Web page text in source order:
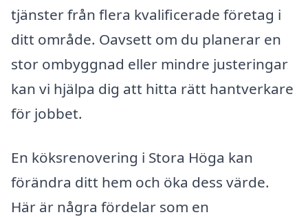
tjänster från flera kvalificerade företag i
ditt område. Oavsett om du planerar en
stor ombyggnad eller mindre justeringar
kan vi hjälpa dig att hitta rätt hantverkare
för jobbet.
En köksrenovering i Stora Höga kan
förändra ditt hem och öka dess värde.
Här är några fördelar som en